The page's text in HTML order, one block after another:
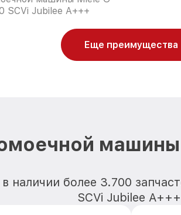
SCVi Jubilee A+++
Еще преимущества
машины
наличии более 3.700
SCVi Jubilee